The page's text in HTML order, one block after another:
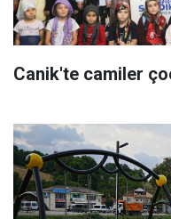
Canik'te camiler